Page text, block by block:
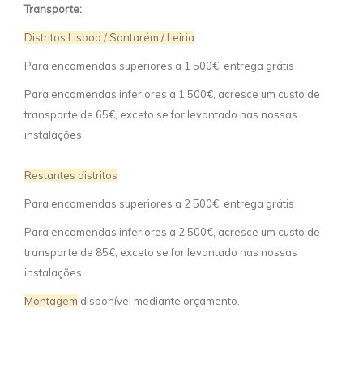
Transporte:
Distritos Lisboa / Santarém / Leiria
Para encomendas superiores a 1 500€, entrega grátis
Para encomendas inferiores a 1 500€, acresce um custo de
transporte de 65€, exceto se for levantado nas nossas
instalações
Restantes distritos
Para encomendas superiores a 2 500€, entrega grátis
Para encomendas inferiores a 2 500€, acresce um custo de
transporte de 85€, exceto se for levantado nas nossas
instalações
Montagem disponível mediante orçamento.